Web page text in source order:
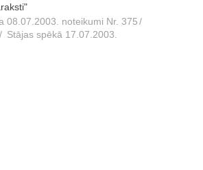
08.07.2003. noteikumi Nr. 375/
/ Stājas spēkā 17.07.2003.